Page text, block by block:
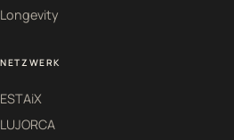
Longevity
NETZWERK
ESTAiX
LUJORCA